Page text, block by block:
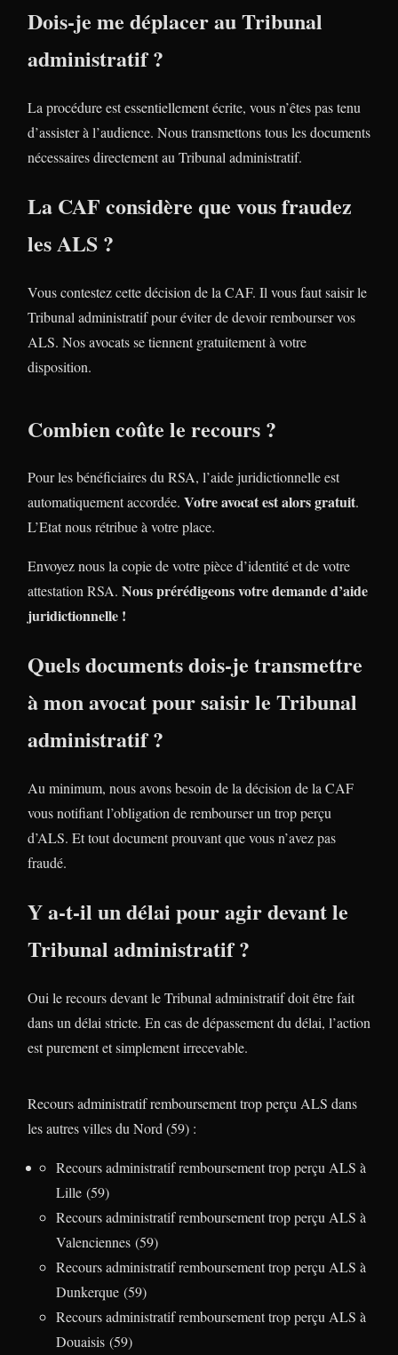
Dois-je me déplacer au Tribunal
administratif ?
La procédure est essentiellement écrite, vous n’êtes pas tenu
d’assister à l’audience. Nous transmettons tous les documents
nécessaires directement au Tribunal administratif.
La CAF considère que vous fraudez
les ALS ?
Vous contestez cette décision de la CAF. Il vous faut saisir le
Tribunal administratif pour éviter de devoir rembourser vos
ALS. Nos avocats se tiennent gratuitement à votre
disposition.
Combien coûte le recours ?
Pour les bénéficiaires du RSA, l’aide juridictionnelle est
automatiquement accordée. Votre avocat est alors gratuit.
L’Etat nous rétribue à votre place.
Envoyez nous la copie de votre pièce d’identité et de votre
attestation RSA. Nous prérédigeons votre demande d’aide
juridictionnelle !
Quels documents dois-je transmettre
à mon avocat pour saisir le Tribunal
administratif ?
Au minimum, nous avons besoin de la décision de la CAF
vous notifiant l’obligation de rembourser un trop perçu
d’ALS. Et tout document prouvant que vous n’avez pas
fraudé.
Y a-t-il un délai pour agir devant le
Tribunal administratif ?
Oui le recours devant le Tribunal administratif doit être fait
dans un délai stricte. En cas de dépassement du délai, l’action
est purement et simplement irrecevable.
Recours administratif remboursement trop perçu ALS dans
les autres villes du Nord (59) :
Recours administratif remboursement trop perçu ALS à
Lille (59)
Recours administratif remboursement trop perçu ALS à
Valenciennes (59)
Recours administratif remboursement trop perçu ALS à
Dunkerque (59)
Recours administratif remboursement trop perçu ALS à
Douaisis (59)